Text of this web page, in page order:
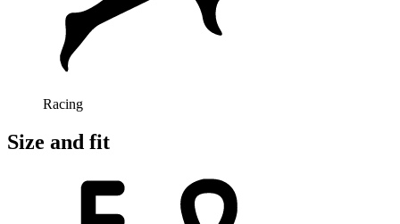
Racing
Size and fit